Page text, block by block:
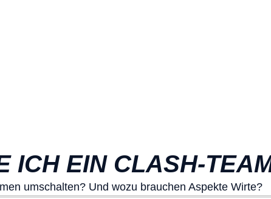
ICH EIN CLASH-
umschalten? Und wozu brauchen Aspekte Wirte?